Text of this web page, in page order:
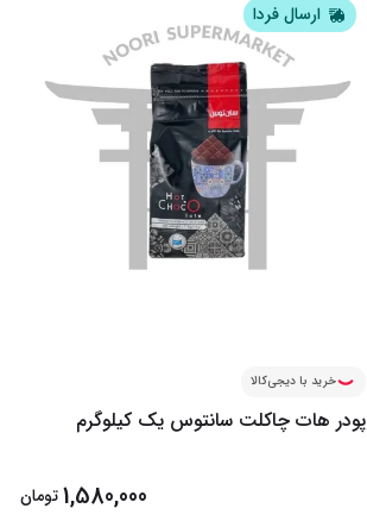
ارسال فردا
خرید با دیجی‌کالا
پودر هات چاکلت سانتوس یک کیلوگرم
1,580,000تومان